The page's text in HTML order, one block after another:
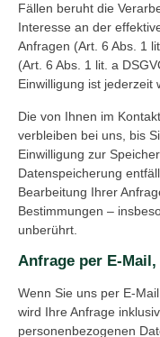
Fällen beruht die
Interesse an der
Anfragen (Art. 6 Abs. 1
(Art. 6 Abs. 1 lit. a
Einwilligung ist jederzeit
Die von Ihnen im
verbleiben bei uns, bis
Einwilligung zur
Datenspeicherung
Bearbeitung Ihrer
Bestimmungen –
unberührt.
Anfrage per E-
Wenn Sie uns per E-
wird Ihre Anfrage
personenbezogenen